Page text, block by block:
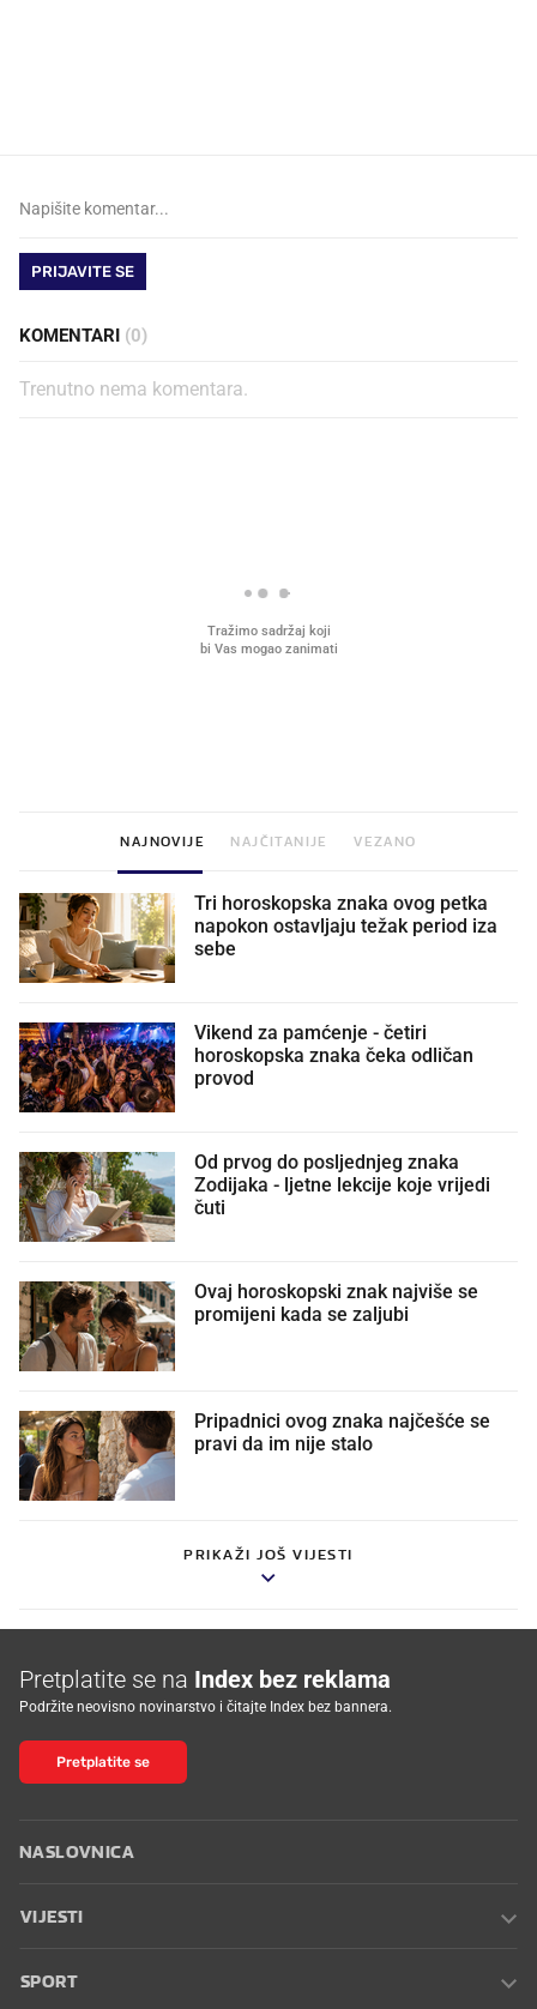
PRIJAVITE SE
KOMENTARI (0)
Trenutno nema komentara.
NAJNOVIJE NAJČITANIJE VEZANO
Tri horoskopska znaka ovog petka
napokon ostavljaju težak period iza
sebe
Vikend za pamćenje - četiri
horoskopska znaka čeka odličan
provod
Od prvog do posljednjeg znaka
Zodijaka - ljetne lekcije koje vrijedi
čuti
Ovaj horoskopski znak najviše se
promijeni kada se zaljubi
Pripadnici ovog znaka najčešće se
pravi da im nije stalo
PRIKAŽI JOŠ VIJESTI
Pretplatite se na Index bez reklama
Podržite neovisno novinarstvo i čitajte Index bez bannera.
Pretplatite se
NASLOVNICA
VIJESTI
SPORT